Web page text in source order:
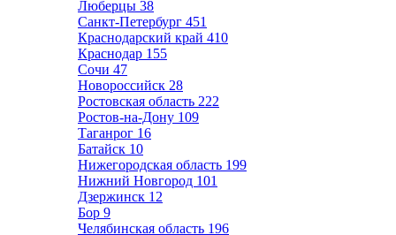
Люберцы 38
Санкт-Петербург 451
Краснодарский край 410
Краснодар 155
Сочи 47
Новороссийск 28
Ростовская область 222
Ростов-на-Дону 109
Таганрог 16
Батайск 10
Нижегородская область 199
Нижний Новгород 101
Дзержинск 12
Бор 9
Челябинская область 196